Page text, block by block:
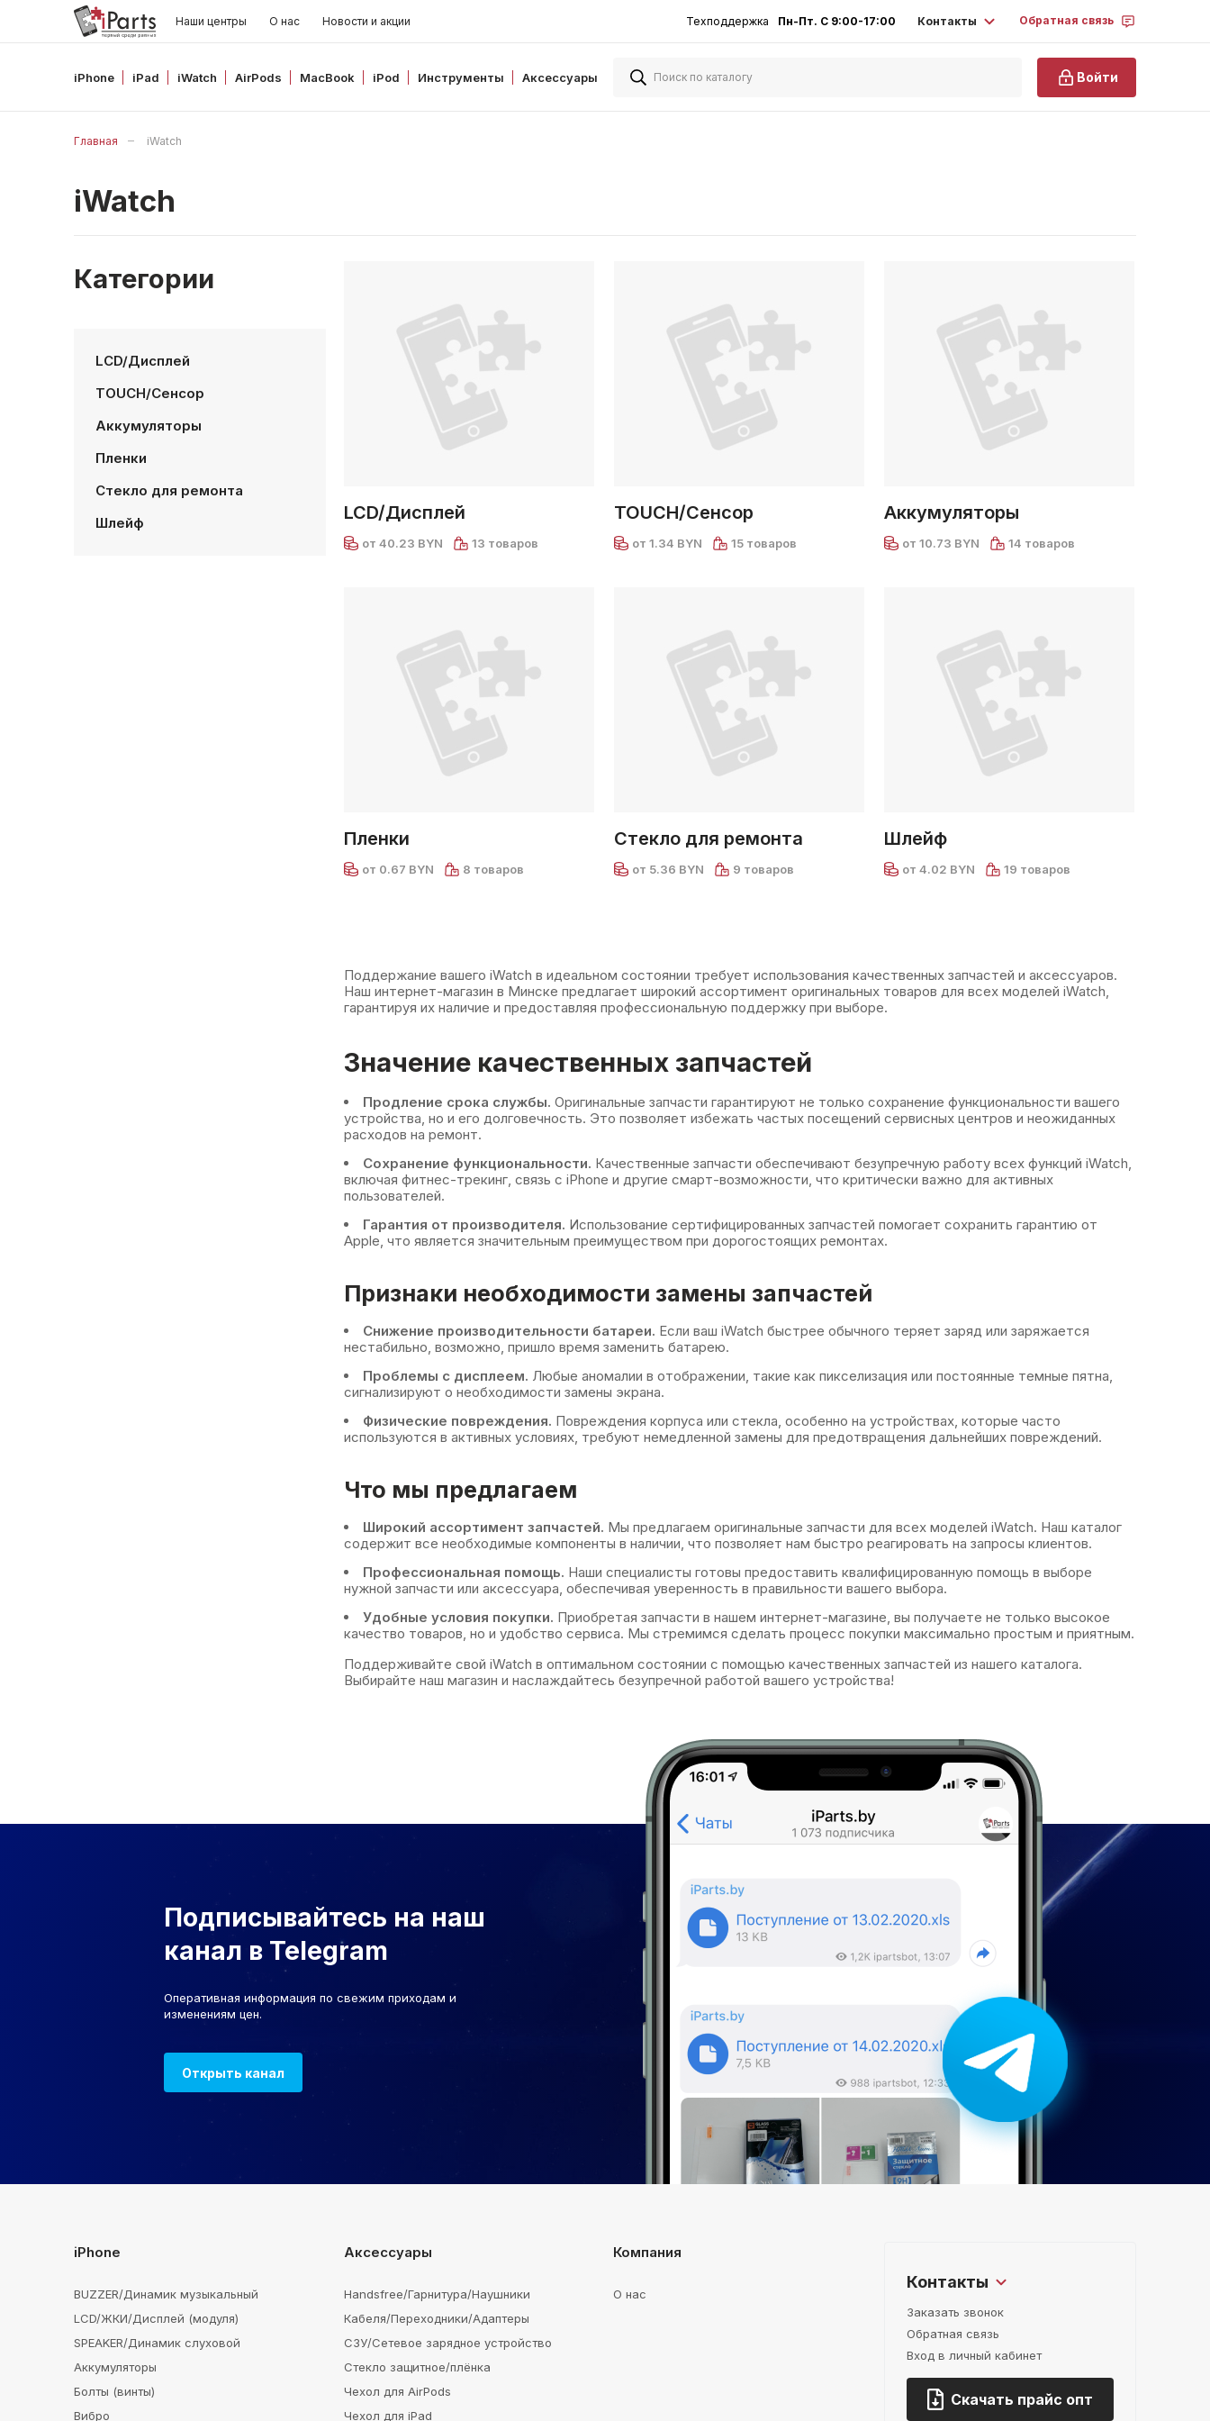
Наши центры О нас Новости и акции Техподдержка Пн-Пт. С 9:00-17:00 Контакты Обратная связь
iPhone iPad iWatch AirPods MacBook iPod Инструменты Аксессуары Войти
Главная iWatch
iWatch
Категории
LCD/Дисплей
TOUCH/Сенсор
Аккумуляторы
Пленки
Стекло для ремонта
Шлейф
LCD/Дисплей
от 40.23 BYN 13 товаров
TOUCH/Сенсор
от 1.34 BYN 15 товаров
Аккумуляторы
от 10.73 BYN 14 товаров
Пленки
от 0.67 BYN 8 товаров
Стекло для ремонта
от 5.36 BYN 9 товаров
Шлейф
от 4.02 BYN 19 товаров
Поддержание вашего iWatch в идеальном состоянии требует использования качественных запчастей и аксессуаров.
Наш интернет-магазин в Минске предлагает широкий ассортимент оригинальных товаров для всех моделей iWatch,
гарантируя их наличие и предоставляя профессиональную поддержку при выборе.
Значение качественных запчастей
Продление срока службы. Оригинальные запчасти гарантируют не только сохранение функциональности вашего
устройства, но и его долговечность. Это позволяет избежать частых посещений сервисных центров и неожиданных
расходов на ремонт.
Сохранение функциональности. Качественные запчасти обеспечивают безупречную работу всех функций iWatch,
включая фитнес-трекинг, связь с iPhone и другие смарт-возможности, что критически важно для активных
пользователей.
Гарантия от производителя. Использование сертифицированных запчастей помогает сохранить гарантию от
Apple, что является значительным преимуществом при дорогостоящих ремонтах.
Признаки необходимости замены запчастей
Снижение производительности батареи. Если ваш iWatch быстрее обычного теряет заряд или заряжается
нестабильно, возможно, пришло время заменить батарею.
Проблемы с дисплеем. Любые аномалии в отображении, такие как пикселизация или постоянные темные пятна,
сигнализируют о необходимости замены экрана.
Физические повреждения. Повреждения корпуса или стекла, особенно на устройствах, которые часто
используются в активных условиях, требуют немедленной замены для предотвращения дальнейших повреждений.
Что мы предлагаем
Широкий ассортимент запчастей. Мы предлагаем оригинальные запчасти для всех моделей iWatch. Наш каталог
содержит все необходимые компоненты в наличии, что позволяет нам быстро реагировать на запросы клиентов.
Профессиональная помощь. Наши специалисты готовы предоставить квалифицированную помощь в выборе
нужной запчасти или аксессуара, обеспечивая уверенность в правильности вашего выбора.
Удобные условия покупки. Приобретая запчасти в нашем интернет-магазине, вы получаете не только высокое
качество товаров, но и удобство сервиса. Мы стремимся сделать процесс покупки максимально простым и приятным.
Поддерживайте свой iWatch в оптимальном состоянии с помощью качественных запчастей из нашего каталога.
Выбирайте наш магазин и наслаждайтесь безупречной работой вашего устройства!
Подписывайтесь на наш
канал в Telegram
Оперативная информация по свежим приходам и
изменениям цен.
Открыть канал
iPhone
BUZZER/Динамик музыкальный
LCD/ЖКИ/Дисплей (модуля)
SPEAKER/Динамик слуховой
Аккумуляторы
Болты (винты)
Вибро
Аксессуары
Handsfree/Гарнитура/Наушники
Кабеля/Переходники/Адаптеры
СЗУ/Сетевое зарядное устройство
Стекло защитное/плёнка
Чехол для AirPods
Чехол для iPad
Компания
О нас
Контакты
Заказать звонок
Обратная связь
Вход в личный кабинет
Скачать прайс опт